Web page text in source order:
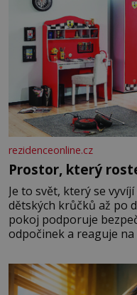
rezidenceonline.cz
Prostor, který
Je to svět, který se
dětských krůčků až po
pokoj podporuje
odpočinek a reaguje
měkkost a bezpečí,
především klidně a